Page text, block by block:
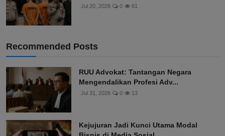
Jul 20, 2026 0 61
Recommended Posts
RUU Advokat: Tantangan Negara
Mengendalikan Profesi Adv...
Jul 31, 2026 0 13
Kejujuran Jadi Kunci Utama Modal